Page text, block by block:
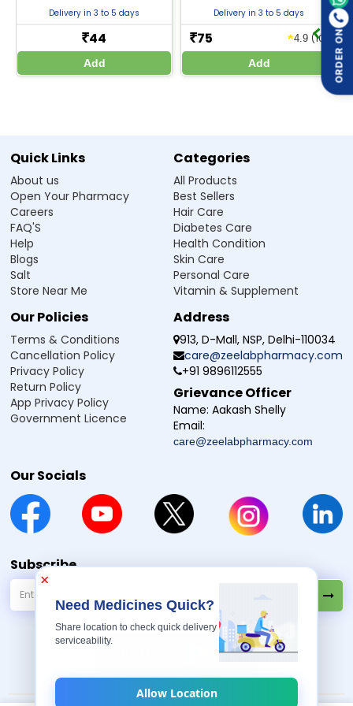
Q4. నేను గర్భవతిని అయితే Joint Star తీసుకోవచ్చా?
Q5. Joint Star Osteoarthritis Tablet ప్రభావం
Zeelab Pharmacy Pvt Ltd.
Written By Reviewed By
Dr. Anubhav Singh
M.B.B.S
References
https://www.torrentpharma.com/assets/1145_ed45e67223.pd
f
https://mohpublic.z6.web.core.windows.net/IsraelDrugs/Arc
Rishum01_6_164528016.pdf
https://pmc.ncbi.nlm.nih.gov/articles/PMC4359794/
డిస్క్లైమర్ :Zeelab Pharmacy ద్వార ప్రధాన్ కి గై స్వాస్థ్య సంబంధం ఉద్దేశ్య సే है. కిసి భీ స్వాస్థ్య సమస్య లేదా స్థితి
స్వయం దవ న లేదు. కిసి భీ దవా యా ఉపచార కో షురూ కరణే, బంద కరణే యోగ్య చికిత్స సే పరమర్ష అవశ్య కరెన్.
డియాసెరిన్ 50 క్యాప్సూల్‌ను జీల్యాబ్ ఫార్మసీ
Delivery in 3 to 5 days
₹44
Add
Delivery in 3 to 5 days
₹75 ★4.9 (10)
Add ORDER ON
×
Need Medicines Quick?
Share location to check quick delivery
serviceability.
Allow Location
Quick Links
About us
Open Your Pharmacy
Careers
FAQ'S
Help
Blogs
Salt
Store Near Me
Categories
All Products
Best Sellers
Hair Care
Diabetes Care
Health Condition
Skin Care
Personal Care
Vitamin & Supplement
Our Policies
Terms & Conditions
Cancellation Policy
Privacy Policy
Return Policy
App Privacy Policy
Government Licence
Address
913, D-Mall, NSP, Delhi-110034
care@zeelabpharmacy.com
+91 9896112555
Grievance Officer
Name: Aakash Shelly
Email:
care@zeelabpharmacy.com
Our Socials
Subscribe